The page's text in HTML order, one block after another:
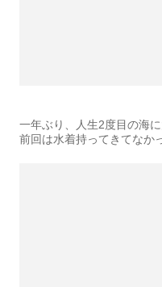
一年ぶり、人生2度目の海に
前回は水着持ってきてなか